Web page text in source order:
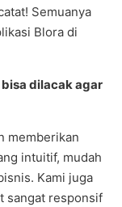
Semuanya
Blora di
dilacak agar
memberikan
intuitif, mudah
Kami juga
sangat responsif